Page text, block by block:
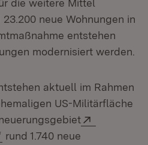
die weitere Mittel
neue Wohnungen in
entstehen
modernisiert werden.
aktuell im Rahmen
US-Militärfläche
(Öffnet in neuem Fenster)
rund 1.740 neue